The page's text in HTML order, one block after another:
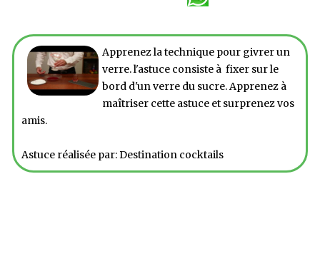
Apprenez la technique pour givrer un
verre. l'astuce consiste à fixer sur le
bord d'un verre du sucre. Apprenez à
maîtriser cette astuce et surprenez vos
amis.
Astuce réalisée par: Destination cocktails